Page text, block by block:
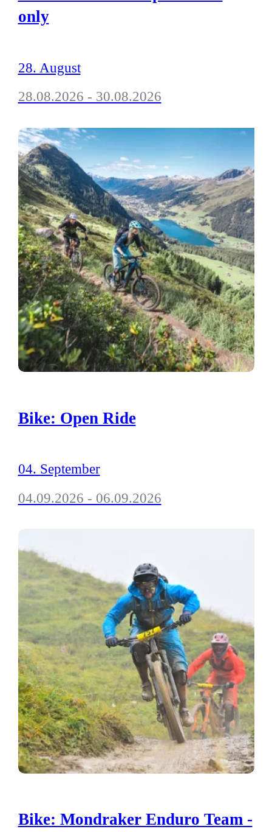
only
28. August
28.08.2026 - 30.08.2026
Bike: Open Ride
04. September
04.09.2026 - 06.09.2026
Bike: Mondraker Enduro Team -